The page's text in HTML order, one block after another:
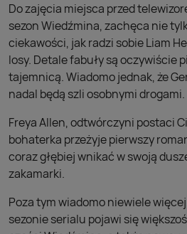
Do zajęcia miejsca przed
sezon Wiedźmina, zachęca nie
ciekawości, jak radzi sobie Liam
losy. Detale fabuły są oczywiście
tajemnicą. Wiadomo jednak, że
nadal będą szli osobnymi drogami.
Freya Allen, odtwórczyni postaci
bohaterka przeżyje pierwszy
coraz głębiej wnikać w swoją
zakamarki.
Poza tym wiadomo niewiele
sezonie serialu pojawi się